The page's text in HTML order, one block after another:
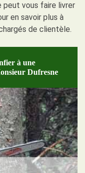
peut vous faire livrer
en savoir plus à
de clientèle.
à une
Dufresne